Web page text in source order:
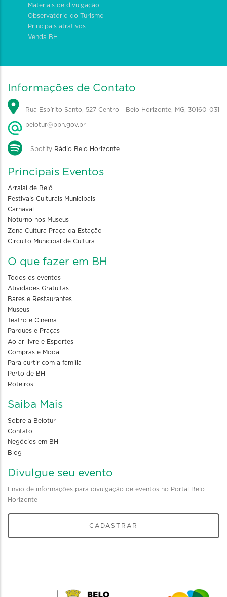
Materiais de divulgação
Observatório do Turismo
Principais atrativos
Venda BH
Informações de Contato
Rua Espírito Santo, 527 Centro - Belo Horizonte, MG, 30160-031
belotur@pbh.gov.br
Spotify Rádio Belo Horizonte
Principais Eventos
Arraial de Belô
Festivais Culturais Municipais
Carnaval
Noturno nos Museus
Zona Cultura Praça da Estação
Circuito Municipal de Cultura
O que fazer em BH
Todos os eventos
Atividades Gratuitas
Bares e Restaurantes
Museus
Teatro e Cinema
Parques e Praças
Ao ar livre e Esportes
Compras e Moda
Para curtir com a familia
Perto de BH
Roteiros
Saiba Mais
Sobre a Belotur
Contato
Negócios em BH
Blog
Divulgue seu evento
Envio de informações para divulgação de eventos no Portal Belo
Horizonte
CADASTRAR